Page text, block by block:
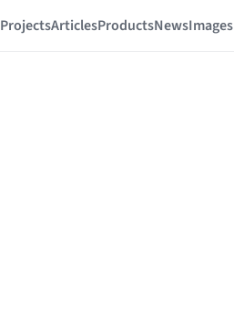
ProjectsArticlesProductsNewsImages